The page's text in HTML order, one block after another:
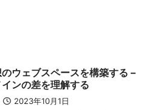
ウェブスペースを構築する –
ンの差を理解する
2023年10月1日